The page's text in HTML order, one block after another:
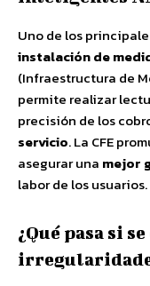
Uno de los
instalación de
(Infraestructura de
permite realizar
precisión de los
servicio. La CFE
asegurar una mejor
labor de los usuarios.
¿Qué pasa si